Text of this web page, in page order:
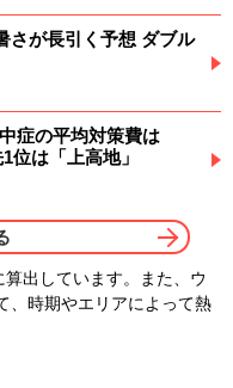
が長引く予想 ダブル
症の平均対策費は
位は「上高地」
出しています。また、ウ
、時期やエリアによって熱